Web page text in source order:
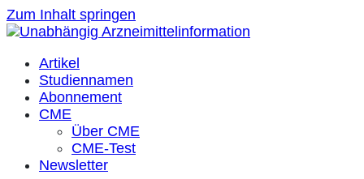
Zum Inhalt springen
Artikel
Studiennamen
Abonnement
CME
Über CME
CME-Test
Newsletter